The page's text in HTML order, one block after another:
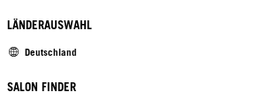
LÄNDERAUSWAHL
Deutschland
SALON FINDER